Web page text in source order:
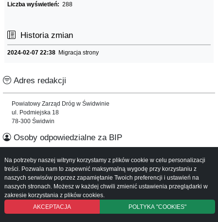
Liczba wyświetleń: 288
Historia zmian
2024-02-07 22:38 Migracja strony
Adres redakcji
Powiatowy Zarząd Dróg w Świdwinie
ul. Podmiejska 18
78-300 Świdwin
Osoby odpowiedzialne za BIP
Informacje o serwisie
Mapa serwisu
Instrukcja obsługi
Na potrzeby naszej witryny korzystamy z plików cookie w celu personalizacji
treści. Pozwala nam to zapewnić maksymalną wygodę przy korzystaniu z
naszych serwisów poprzez zapamiętanie Twoich preferencji i ustawień na
naszych stronach. Możesz w każdej chwili zmienić ustawienia przeglądarki w
zakresie korzystania z plików cookies.
AKCEPTACJA
POLTYKA "COOKIES"